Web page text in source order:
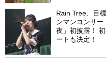
Rain Tree、目
ンマンコンサ
夜」初披露！
ートも決定！